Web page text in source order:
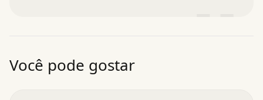
Você pode gostar